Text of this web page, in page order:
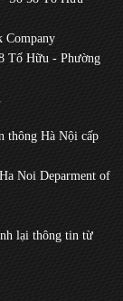
Company
Tố Hữu - Phường
thông Hà Nội cấp
Noi Deparment of
lại thông tin từ